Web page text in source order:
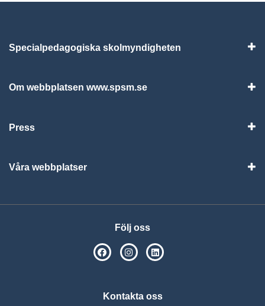
Specialpedagogiska skolmyndigheten
Om webbplatsen www.spsm.se
Press
Våra webbplatser
Följ oss
SPSM på Facebook
SPSM på Instagram
Kontakta oss